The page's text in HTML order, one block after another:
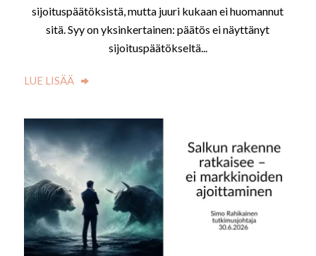
sijoituspäätöksistä, mutta juuri kukaan ei huomannut
sitä. Syy on yksinkertainen: päätös ei näyttänyt
sijoituspäätökseltä...
LUE LISÄÄ